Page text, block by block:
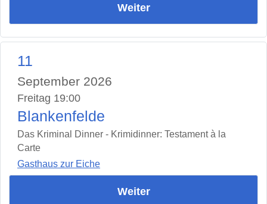
Weiter
11
September 2026
Freitag 19:00
Blankenfelde
Das Kriminal Dinner - Krimidinner: Testament à la
Carte
Gasthaus zur Eiche
Weiter